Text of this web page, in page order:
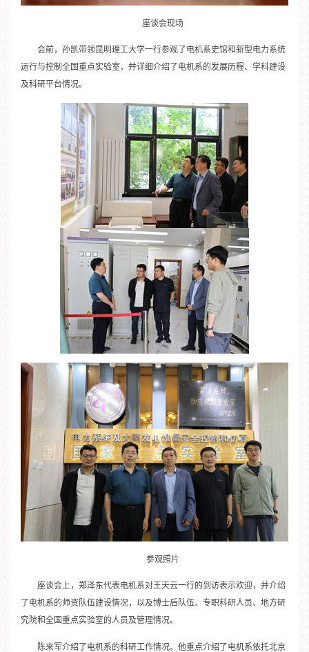
座谈会现场
会前，孙凯带领昆明理工大学一行参观了电机系史馆和新型电力系统
运行与控制全国重点实验室，并详细介绍了电机系的发展历程、学科建设
及科研平台情况。
参观照片
座谈会上，郑泽东代表电机系对王天云一行的到访表示欢迎，并介绍
了电机系的师资队伍建设情况，以及博士后队伍、专职科研人员、地方研
究院和全国重点实验室的人员及管理情况。
陈来军介绍了电机系的科研工作情况。他重点介绍了电机系依托北京